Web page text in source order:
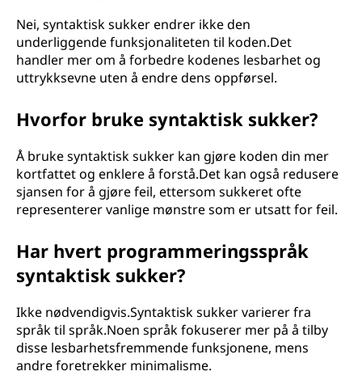
Nei, syntaktisk sukker endrer ikke den
underliggende funksjonaliteten til koden.Det
handler mer om å forbedre kodenes lesbarhet og
uttrykksevne uten å endre dens oppførsel.
Hvorfor bruke syntaktisk sukker?
Å bruke syntaktisk sukker kan gjøre koden din mer
kortfattet og enklere å forstå.Det kan også redusere
sjansen for å gjøre feil, ettersom sukkeret ofte
representerer vanlige mønstre som er utsatt for feil.
Har hvert programmeringsspråk
syntaktisk sukker?
Ikke nødvendigvis.Syntaktisk sukker varierer fra
språk til språk.Noen språk fokuserer mer på å tilby
disse lesbarhetsfremmende funksjonene, mens
andre foretrekker minimalisme.